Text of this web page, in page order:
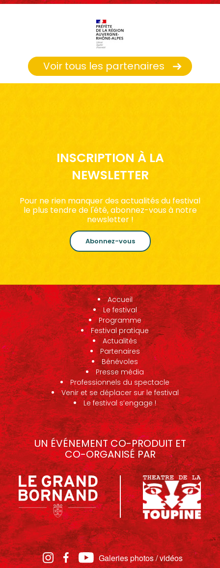
Voir tous les partenaires
INSCRIPTION À LA
NEWSLETTER
Pour ne rien manquer des actualités du festival
le plus tendre de l'été, abonnez-vous à notre
newsletter !
Abonnez-vous
Accueil
Le festival
Programme
Festival pratique
Actualités
Partenaires
Bénévoles
Presse média
Professionnels du spectacle
Venir et se déplacer sur le festival
Le festival s’engage !
UN ÉVÉNEMENT CO-PRODUIT ET
CO-ORGANISÉ PAR
Galeries photos / vidéos